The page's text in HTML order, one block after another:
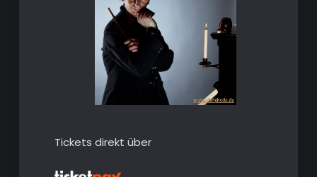
Tickets direkt über